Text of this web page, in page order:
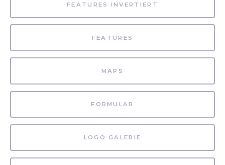
FEATURES INVERTIERT
FEATURES
MAPS
FORMULAR
LOGO GALERIE